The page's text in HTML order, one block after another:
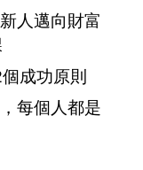
人邁向財富
成功原則
每個人都是